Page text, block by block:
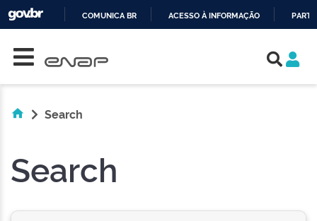
COMUNICA BR ACESSO À INFORMAÇÃO
Search
Search